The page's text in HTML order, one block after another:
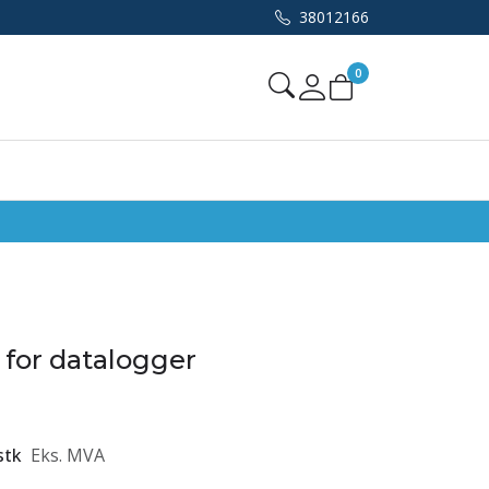
38012166
Mine sider
0
for datalogger
Eks. MVA